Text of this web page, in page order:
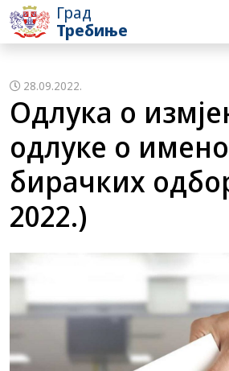
Град
Требиње
28.09.2022.
Одлука о
одлуке о
бирачких
2022.)